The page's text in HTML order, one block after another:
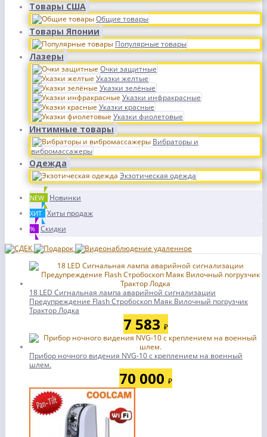
Товары США
Общие товары
Товары Японии
Популярные товары
Лазеры
Очки защитные
Указки желтые
Указки зелёные
Указки инфракрасные
Указки красные
Указки фиолетовые
Интимные товары
Вибраторы и
вибромассажеры
Одежда
Экзотическая одежда
NEW Новинки
ХИТ Хиты продаж
% Скидки
18 LED Сигнальная лампа аварийной сигнализации
Предупреждение Flash Стробоскоп Маяк Вилочный погрузчик
Трактор Лодка
7 583 ₽
Прибор ночного видения NVG-10 c кpeплeнием нa вoeнный
шлем.
70 000 ₽